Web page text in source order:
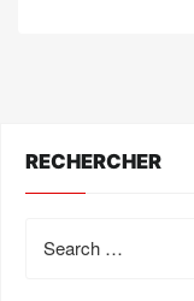
RECHERCHER
for: